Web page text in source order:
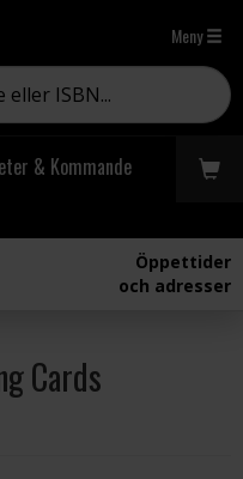
Meny
& Kommande
Öppettider
och adresser
Cards